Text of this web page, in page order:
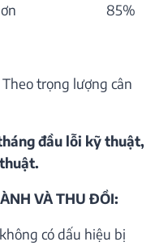
85%
Theo trọng lượng cân
đầu lỗi kỹ thuật,
VÀ THU ĐỒI:
có dấu hiệu bị